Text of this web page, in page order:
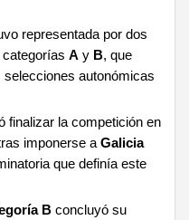
representada por dos
A y B, que
autonómicas
finalizar la competición en
imponerse a Galicia
que definía este
B concluyó su